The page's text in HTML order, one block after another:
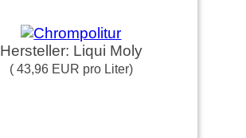
Hersteller: Liqui Moly
( 43,96 EUR pro Liter)